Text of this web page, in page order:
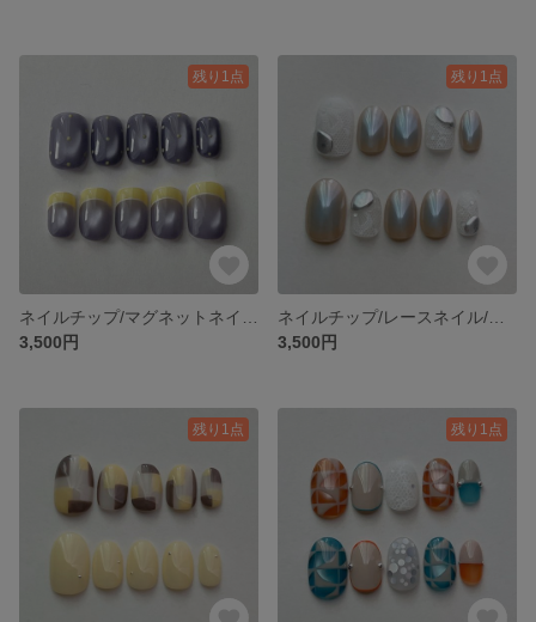
残り1点
3,500円
残り1点
3,500円
残り1点 残り1点